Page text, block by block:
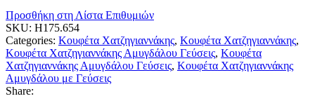
Προσθήκη στη Λίστα Επιθυμιών
SKU: H175.654
Categories: Κουφέτα Χατζηγιαννάκης, Κουφέτα Χατζηγιαννάκης,
Κουφέτα Χατζηγιαννάκης Αμυγδάλου Γεύσεις, Κουφέτα
Χατζηγιαννάκης Αμυγδάλου Γεύσεις, Κουφέτα Χατζηγιαννάκης
Αμυγδάλου με Γεύσεις
Share: